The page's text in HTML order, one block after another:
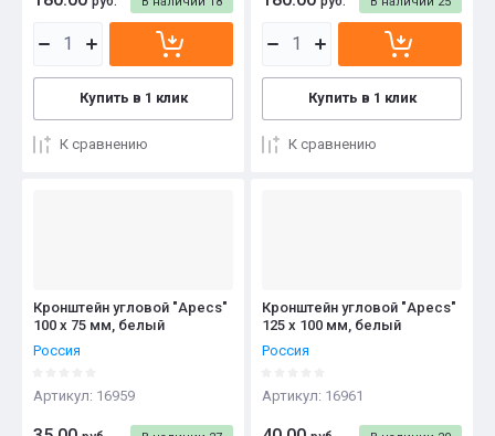
Купить в 1 клик
К сравнению
Купить в 1 клик
К сравнению
Кронштейн угловой "Apecs"
100 x 75 мм, белый
Россия
Артикул: 16959
Кронштейн угловой "Apecs"
125 x 100 мм, белый
Россия
Артикул: 16961